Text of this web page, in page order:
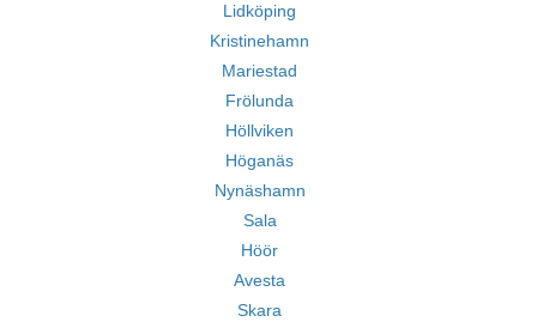
Lidköping
Kristinehamn
Mariestad
Frölunda
Höllviken
Höganäs
Nynäshamn
Sala
Höör
Avesta
Skara